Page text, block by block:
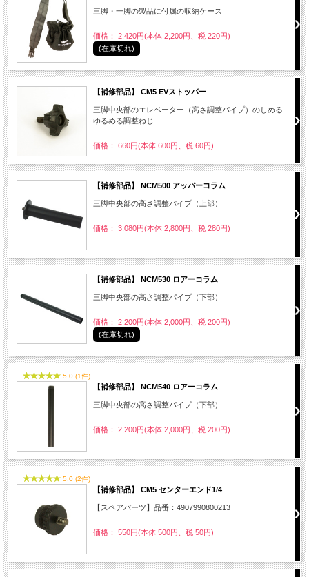
三脚・一脚の製品に付属の収納ケース
価格： 2,420円(本体 2,200円、税 220円)
(在庫切れ)
【補修部品】 CM5 EVストッパー
三脚中央部のエレベーター（高さ調整パイプ）のしめる
ゆるめる調整ねじ
価格： 660円(本体 600円、税 60円)
【補修部品】 NCM500 アッパーコラム
三脚中央部の高さ調整パイプ（上部）
価格： 3,080円(本体 2,800円、税 280円)
【補修部品】 NCM530 ロアーコラム
三脚中央部の高さ調整パイプ（下部）
価格： 2,200円(本体 2,000円、税 200円)
(在庫切れ)
5.0 (1件)
【補修部品】 NCM540 ロアーコラム
三脚中央部の高さ調整パイプ（下部）
価格： 2,200円(本体 2,000円、税 200円)
5.0 (2件)
【補修部品】 CM5 センターエンド1/4
【スペアパーツ】品番：4907990800213
価格： 550円(本体 500円、税 50円)